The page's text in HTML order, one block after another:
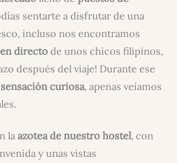
sentarte a disfrutar de una
incluso nos encontramos
directode unos chicos filipinos,
después del viaje! Durante ese
curiosa, apenas veíamos
la azotea de nuestro hostel, con
y unas vistas